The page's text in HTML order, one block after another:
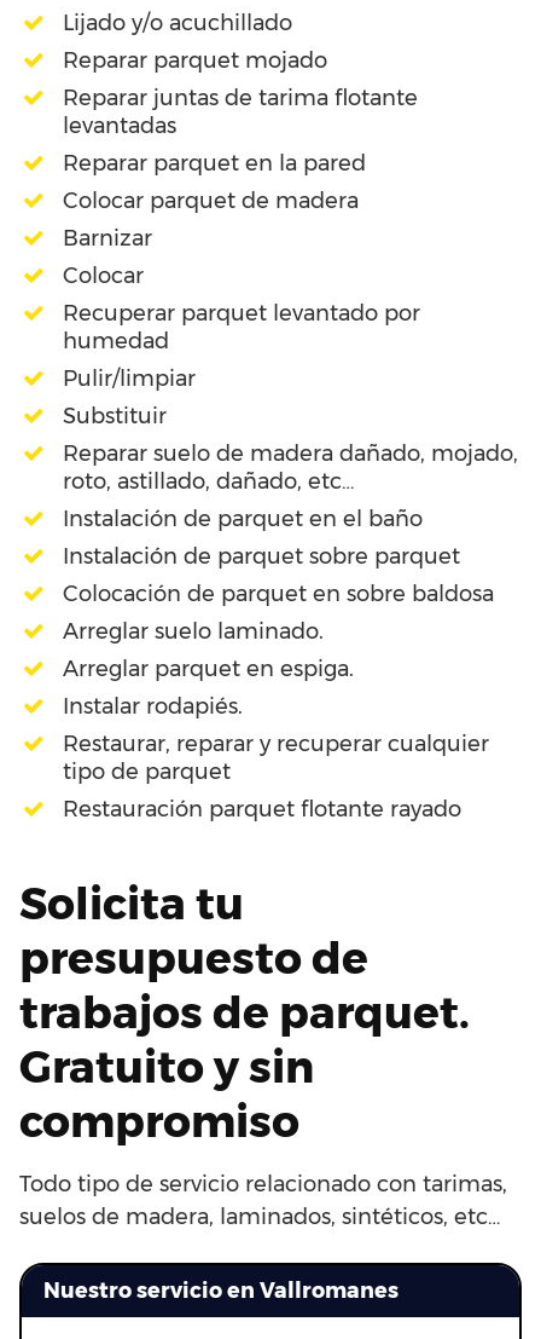
Lijado y/o acuchillado
Reparar parquet mojado
Reparar juntas de tarima flotante
levantadas
Reparar parquet en la pared
Colocar parquet de madera
Barnizar
Colocar
Recuperar parquet levantado por
humedad
Pulir/limpiar
Substituir
Reparar suelo de madera dañado, mojado,
roto, astillado, dañado, etc…
Instalación de parquet en el baño
Instalación de parquet sobre parquet
Colocación de parquet en sobre baldosa
Arreglar suelo laminado.
Arreglar parquet en espiga.
Instalar rodapiés.
Restaurar, reparar y recuperar cualquier
tipo de parquet
Restauración parquet flotante rayado
Solicita tu
presupuesto de
trabajos de parquet.
Gratuito y sin
compromiso
Todo tipo de servicio relacionado con tarimas,
suelos de madera, laminados, sintéticos, etc…
Nuestro servicio en Vallromanes